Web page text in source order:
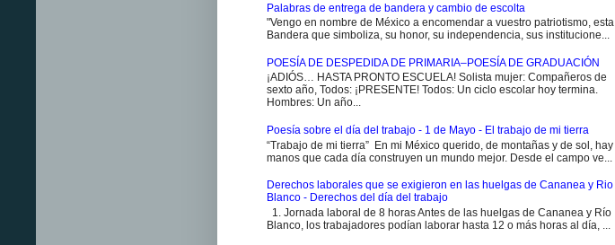
Palabras de entrega de bandera y cambio de escolta
"Vengo en nombre de México a encomendar a vuestro patriotismo, esta
Bandera que simboliza, su honor, su independencia, sus institucione...
POESÍA DE DESPEDIDA DE PRIMARIA–POESÍA DE GRADUACIÓN
¡ADIÓS… HASTA PRONTO ESCUELA! Solista mujer: Compañeros de
sexto año, Todos: ¡PRESENTE! Todos: Un ciclo escolar hoy termina.
Hombres: Un año...
Poesía sobre el día del trabajo - 1 de Mayo - El trabajo de mi tierra
“Trabajo de mi tierra” En mi México querido, de montañas y de sol, hay
manos que cada día construyen un mundo mejor. Desde el campo ve...
Derechos laborales que se exigieron en las huelgas de Cananea y Rio
Blanco - Derechos del día del trabajo
1. Jornada laboral de 8 horas Antes de las huelgas de Cananea y Río
Blanco, los trabajadores podían laborar hasta 12 o más horas al día, ...